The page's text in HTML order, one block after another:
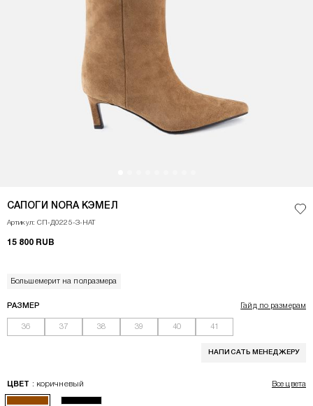
САПОГИ NORA КЭМЕЛ
<p>Сапоги ARIEL с трендовым элементом в виде каблука&nbsp;kitten
Артикул: СП-Д0225-З-НАТ
15 800 RUB
Большемерит на полразмера
РАЗМЕР Гайд по размерам
36 37 38 39 40 41
НАПИСАТЬ МЕНЕДЖЕРУ
ЦВЕТ : коричневый Все цвета